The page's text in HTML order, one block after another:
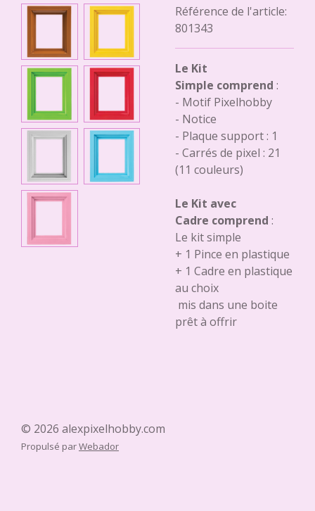
Référence de l'article:
801343
Le Kit
Simple comprend :
- Motif Pixelhobby
- Notice
- Plaque support : 1
- Carrés de pixel : 21
(11 couleurs)
Le Kit avec
Cadre comprend :
Le kit simple
+ 1 Pince en plastique
+ 1 Cadre en plastique
au choix
mis dans une boite
prêt à offrir
© 2026 alexpixelhobby.com
Propulsé parWebador